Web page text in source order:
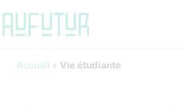
Accueil » Vie étudiante